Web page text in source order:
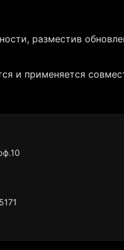
разместив
и применяется